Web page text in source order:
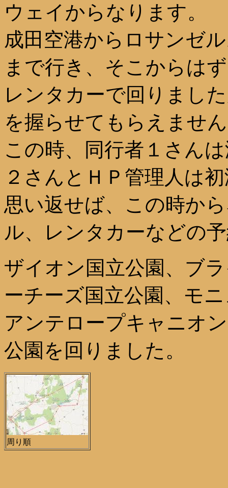
ウェイからなります。
成田空港からロサンゼ
まで行き、そこからは
レンタカーで回りまし
を握らせてもらえませ
この時、同行者１さん
２さんとＨＰ管理人は
思い返せば、この時か
ル、レンタカーなどの
ザイオン国立公園、ブ
ーチーズ国立公園、モ
アンテロープキャニオ
公園を回りました。
周り順